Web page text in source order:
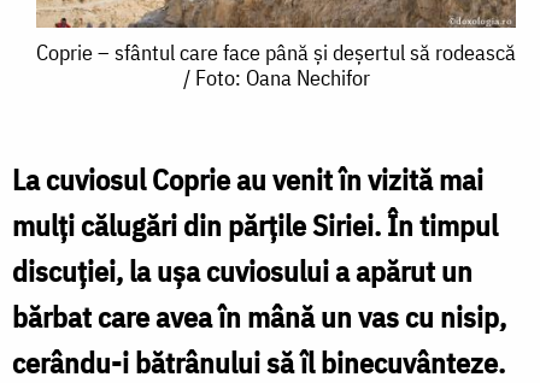
Coprie
care
face
până
și
deșertul
Coprie – sfântul care face până și deșertul să rodească
/ Foto: Oana Nechifor
La cuviosul Coprie au venit în vizită mai
mulţi călugări din părțile Siriei. În timpul
discuţiei, la uşa cuviosului a apărut un
bărbat care avea în mână un vas cu nisip,
cerându-i bătrânului să îl binecuvânteze.